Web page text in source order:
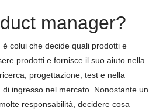
manager?
colui che decide quali prodotti e
prodotti e fornisce il suo aiuto nella
progettazione, test e nella
ingresso nel mercato. Nonostante un
responsabilità , decidere cosa